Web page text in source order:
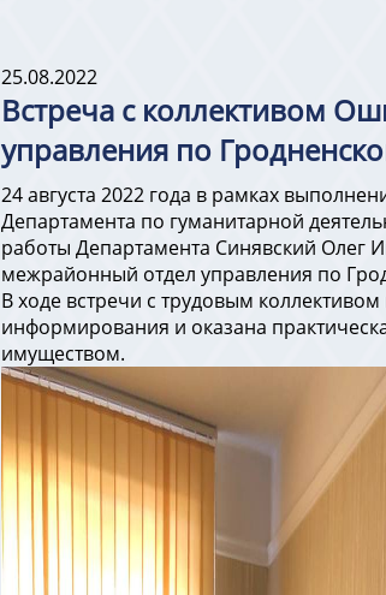
25.08.2022
Встреча с коллективом
управления по
24 августа 2022 года в рамках
Департамента по гуманитарной
работы Департамента Синявский
межрайонный отдел управления по
В ходе встречи с трудовым
информирования и оказана
имуществом.